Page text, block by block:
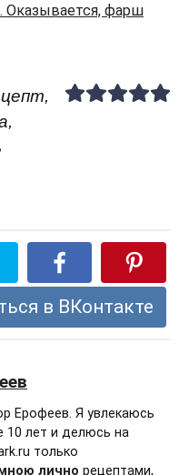
Оказывается, фарш
в ВКонтакте
Ерофеев. Я увлекаюсь
10 лет и делюсь на
только
лично рецептами,